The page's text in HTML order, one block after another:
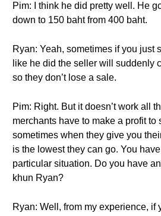
Pim: I think he did pretty well. He
down to 150 baht from 400 baht.
Ryan: Yeah, sometimes if you just
like he did the seller will suddenly
so they don’t lose a sale.
Pim: Right. But it doesn’t work all
merchants have to make a profit to
sometimes when they give you
is the lowest they can go. You
particular situation. Do you have
khun Ryan?
Ryan: Well, from my experience, if